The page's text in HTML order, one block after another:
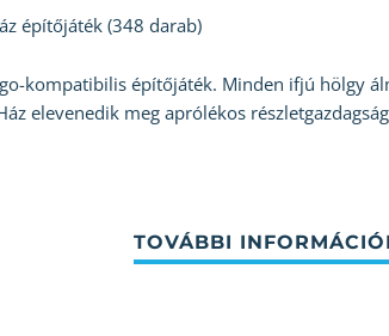
építőjáték (348 darab)
kompatibilis építőjáték. Minden ifjú hölgy
elevenedik meg aprólékos